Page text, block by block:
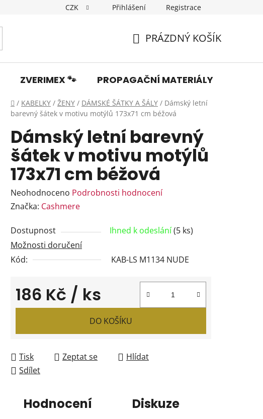
Dopravné Obchodní podmínky Podmínky ochrany
CZK Přihlášení Registrace
KOŠÍK
PRÁZDNÝ KOŠÍK
ZVERIMEX 🐾 PROPAGAČNÍ MATERIÁLY
Domů
/ KABELKY / ŽENY / DÁMSKÉ ŠÁTKY A ŠÁLY / Dámský letní
barevný šátek v motivu motýlů 173x71 cm béžová
Dámský letní barevný
šátek v motivu motýlů
173x71 cm béžová
Průměrné
hodnocení
je
0,0
z
hvězdiček.
Neohodnoceno Podrobnosti hodnocení
Značka: Cashmere
Dostupnost Ihned k odeslání(5 ks)
Možnosti doručení
Kód:
KAB-LS M1134 NUDE
186 Kč / ks
Měrná cena:
DO KOŠÍKU
Tisk Zeptat se
Hlídat
Sdílet
Hodnocení Diskuze